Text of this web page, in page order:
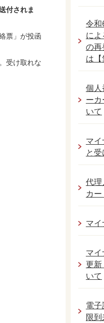
付されま
票」が投函
受け取れな
令和
に
の再
は
個人
ー
いて
マ
と
代理
カ
マ
マ
更新
いて
電
限